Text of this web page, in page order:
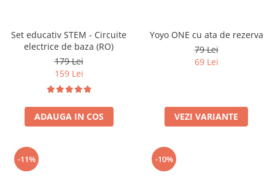
Set educativ STEM - Circuite
electrice de baza (RO)
179 Lei
159 Lei
ADAUGA IN COS
Yoyo ONE cu ata de rezerva
79 Lei
69 Lei
VEZI VARIANTE
-11% -10%